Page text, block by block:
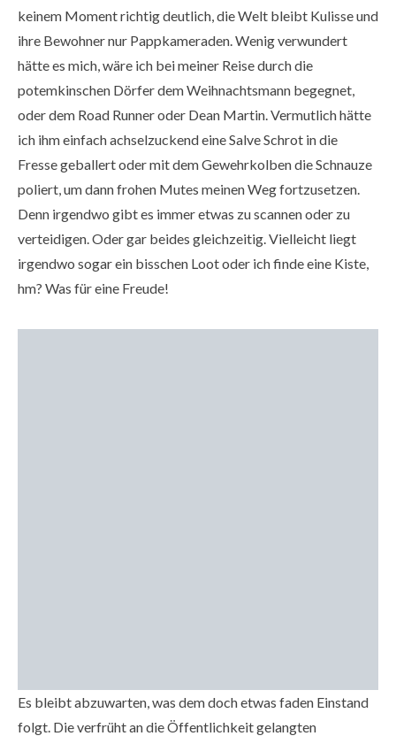
keinem Moment richtig deutlich, die Welt bleibt Kulisse und
ihre Bewohner nur Pappkameraden. Wenig verwundert
hätte es mich, wäre ich bei meiner Reise durch die
potemkinschen Dörfer dem Weihnachtsmann begegnet,
oder dem Road Runner oder Dean Martin. Vermutlich hätte
ich ihm einfach achselzuckend eine Salve Schrot in die
Fresse geballert oder mit dem Gewehrkolben die Schnauze
poliert, um dann frohen Mutes meinen Weg fortzusetzen.
Denn irgendwo gibt es immer etwas zu scannen oder zu
verteidigen. Oder gar beides gleichzeitig. Vielleicht liegt
irgendwo sogar ein bisschen Loot oder ich finde eine Kiste,
hm? Was für eine Freude!
Es bleibt abzuwarten, was dem doch etwas faden Einstand
folgt. Die verfrüht an die Öffentlichkeit gelangten